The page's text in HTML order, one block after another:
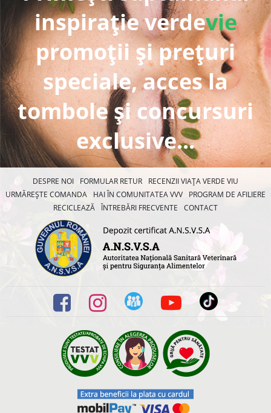
inspirație verdevie
promoții și prețuri
speciale, acces la
tombole și concursuri
exclusive...
DESPRE NOI FORMULAR RETUR
RECENZII VIAȚA VERDE VIU
URMĂREȘTE COMANDA
HAI ÎN COMUNITATEA VVV
PROGRAM DE AFILIERE
RECICLEAZĂ ÎNTREBĂRI FRECVENTE CONTACT